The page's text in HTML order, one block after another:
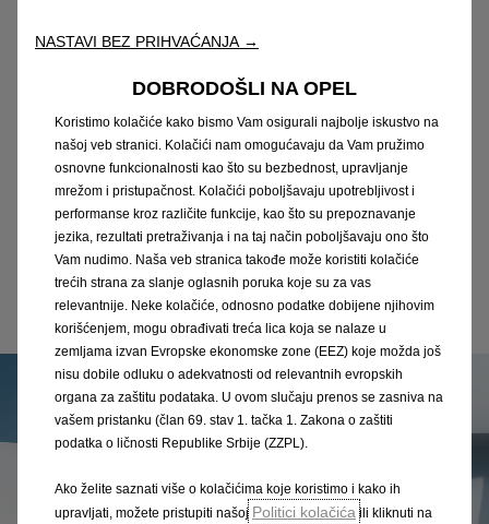
Prilagodite svoj novi Combo: s dvije različite duljine i
stilova karoserije i obiljem pametnih rješenja za
povećanje fleksibilnosti unutrašnjosti, Combo je
savršen njemački alat za vaš svakodnevni rad. Više
fleksibilnosti znači briljantne rezultate.
Saznaj više
NASTAVI BEZ PRIHVAĆANJA →
DOBRODOŠLI NA OPEL
Koristimo kolačiće kako bismo Vam osigurali najbolje iskustvo na
našoj veb stranici. Kolačići nam omogućavaju da Vam pružimo
osnovne funkcionalnosti kao što su bezbednost, upravljanje
mrežom i pristupačnost. Kolačići poboljšavaju upotrebljivost i
performanse kroz različite funkcije, kao što su prepoznavanje
jezika, rezultati pretraživanja i na taj način poboljšavaju ono što
Vam nudimo. Naša veb stranica takođe može koristiti kolačiće
trećih strana za slanje oglasnih poruka koje su za vas
relevantnije. Neke kolačiće, odnosno podatke dobijene njihovim
korišćenjem, mogu obrađivati treća lica koja se nalaze u
zemljama izvan Evropske ekonomske zone (EEZ) koje možda još
nisu dobile odluku o adekvatnosti od relevantnih evropskih
organa za zaštitu podataka. U ovom slučaju prenos se zasniva na
vašem pristanku (član 69. stav 1. tačka 1. Zakona o zaštiti
podatka o ličnosti Republike Srbije (ZZPL).
Ako želite saznati više o kolačićima koje koristimo i kako ih
upravljati, možete pristupiti našoj Politici kolačića ili kliknuti na